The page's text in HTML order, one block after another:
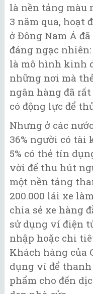
là nền tảng màu
3 năm qua, hoạt
ở Đông Nam Á
đáng ngạc
là mô hình kinh
những nơi mà
ngân hàng đã
có động lực để
Nhưng ở các
36% người có tài
5% có thẻ tín
vời để thu hút
một nền tảng
200.000 lái xe
chia sẻ xe hàng
sử dụng ví điện
nhập hoặc chi
Khách hàng của
dụng ví để
phẩm cho đến